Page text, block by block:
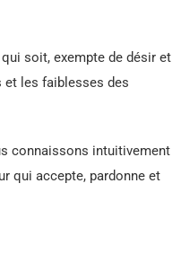
qui soit, exempte de désir et
et les faiblesses des
connaissons intuitivement
qui accepte, pardonne et